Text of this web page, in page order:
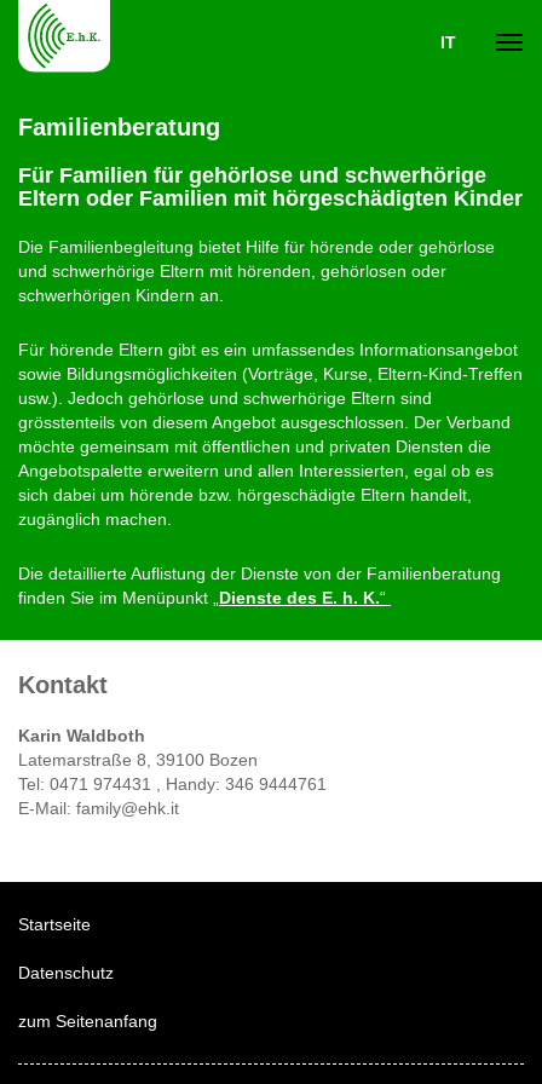
IT
Familienberatung
Für Familien für gehörlose und schwerhörige
Eltern oder Familien mit hörgeschädigten Kinder
Die Familienbegleitung bietet Hilfe für hörende oder gehörlose
und schwerhörige Eltern mit hörenden, gehörlosen oder
schwerhörigen Kindern an.
Für hörende Eltern gibt es ein umfassendes Informationsangebot
sowie Bildungsmöglichkeiten (Vorträge, Kurse, Eltern-Kind-Treffen
usw.). Jedoch gehörlose und schwerhörige Eltern sind
grösstenteils von diesem Angebot ausgeschlossen. Der Verband
möchte gemeinsam mit öffentlichen und privaten Diensten die
Angebotspalette erweitern und allen Interessierten, egal ob es
sich dabei um hörende bzw. hörgeschädigte Eltern handelt,
zugänglich machen.
Die detaillierte Auflistung der Dienste von der Familienberatung
finden Sie im Menüpunkt
Dienste des E. h. K.“
Kontakt
Karin Waldboth
Latemarstraße 8, 39100 Bozen
Tel: 0471 974431 , Handy: 346 9444761
E-Mail: family@ehk.it
Startseite
Datenschutz
zum Seitenanfang